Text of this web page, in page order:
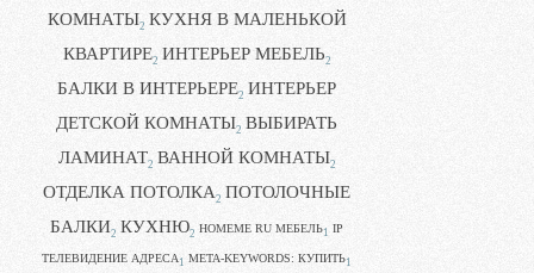
КОМНАТЫ2 КУХНЯ В МАЛЕНЬКОЙ
КВАРТИРЕ2 ИНТЕРЬЕР МЕБЕЛЬ2
БАЛКИ В ИНТЕРЬЕРЕ2 ИНТЕРЬЕР
ДЕТСКОЙ КОМНАТЫ2 ВЫБИРАТЬ
ЛАМИНАТ2 ВАННОЙ КОМНАТЫ2
ОТДЕЛКА ПОТОЛКА2 ПОТОЛОЧНЫЕ
БАЛКИ2 КУХНЮ2 HOMEME RU МЕБЕЛЬ1 IP
ТЕЛЕВИДЕНИЕ АДРЕСА 1 META-KEYWORDS: КУПИТЬ1